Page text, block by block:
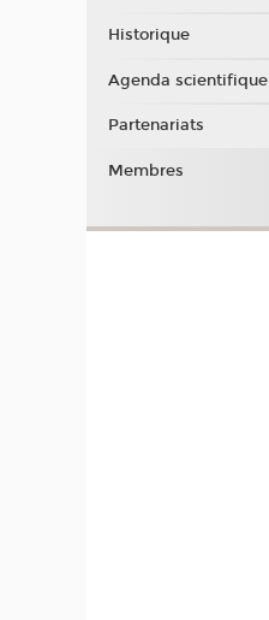
Historique
Agenda scientifique
Partenariats
Membres